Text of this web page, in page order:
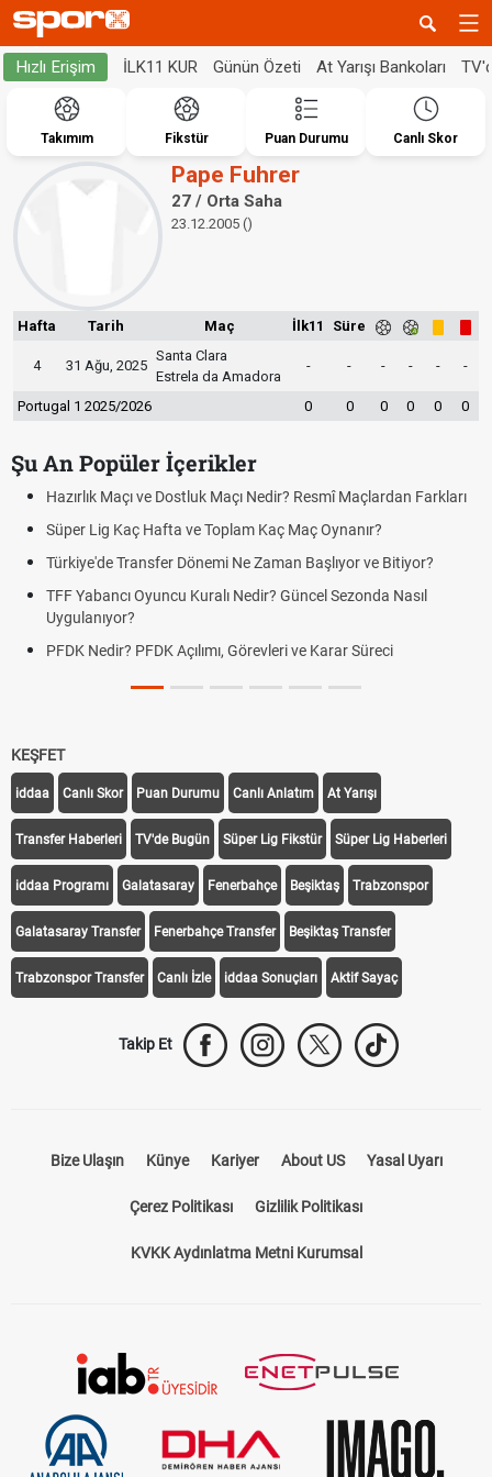
Hızlı Erişim İLK11 KUR Günün Özeti At Yarışı Bankoları
Takımım Fikstür Puan Durumu Canlı Skor
Pape Fuhrer
27 / Orta Saha
23.12.2005 ()
Hafta Tarih Maç İlk11 Süre
4 31 Ağu, 2025
Santa Clara
Estrela da Amadora
- - - - - -
Portugal 1 2025/2026 0 0 0 0 0 0
Şu An Popüler İçerikler
Hazırlık Maçı ve Dostluk Maçı Nedir? Resmî Maçlardan Farkları
Süper Lig Kaç Hafta ve Toplam Kaç Maç Oynanır?
Türkiye'de Transfer Dönemi Ne Zaman Başlıyor ve Bitiyor?
TFF Yabancı Oyuncu Kuralı Nedir? Güncel Sezonda Nasıl
Uygulanıyor?
PFDK Nedir? PFDK Açılımı, Görevleri ve Karar Süreci
KEŞFET
iddaa Canlı Skor Puan Durumu Canlı Anlatım At Yarışı
Transfer Haberleri TV'de Bugün Süper Lig Fikstür Süper Lig Haberleri
iddaa Programı Galatasaray Fenerbahçe Beşiktaş Trabzonspor
Galatasaray Transfer Fenerbahçe Transfer Beşiktaş Transfer
Trabzonspor Transfer Canlı İzle iddaa Sonuçları Aktif Sayaç
Takip Et
Bize Ulaşın Künye Kariyer About US Yasal Uyarı
Çerez Politikası Gizlilik Politikası
KVKK Aydınlatma Metni Kurumsal